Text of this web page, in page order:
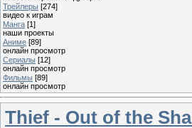
Трейлеры [274]
видео к играм
Манга [1]
наши проекты
Аниме [89]
онлайн просмотр
Сериалы [12]
онлайн просмотр
Фильмы [89]
онлайн просмотр
Thief - Out of the